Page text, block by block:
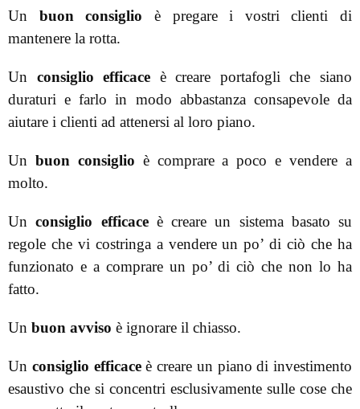
Un buon consiglio è pregare i vostri clienti di
mantenere la rotta.
Un consiglio efficace è creare portafogli che siano
duraturi e farlo in modo abbastanza consapevole da
aiutare i clienti ad attenersi al loro piano.
Un buon consiglio è comprare a poco e vendere a
molto.
Unconsiglio efficaceè creare un sistema basato su
regole che vi costringa a vendere un po’ di ciò che ha
funzionato e a comprare un po’ di ciò che non lo ha
fatto.
Un buon avviso è ignorare il chiasso.
Un consiglio efficaceè creare un piano di investimento
esaustivo che si concentri esclusivamente sulle cose che